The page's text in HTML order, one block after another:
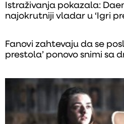
Istraživanja pokazala:
najokrutniji vladar u ‘Igri
Fanovi zahtevaju da se
prestola’ ponovo snimi sa